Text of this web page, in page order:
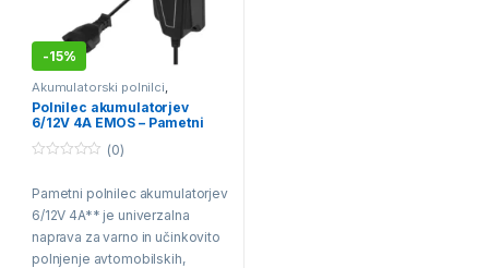
-15%
Akumulatorski polnilci,
Traktorski akumulatorji,
Večnamenski akumulatorji
Polnilec akumulatorjev
6/12V 4A EMOS – Pametni
akumulatorjev z zaščito
u
o
f
5
(0)
Pametni polnilec akumulatorjev
6/12V 4A** je univerzalna
naprava za varno in učinkovito
polnjenje avtomobilskih,